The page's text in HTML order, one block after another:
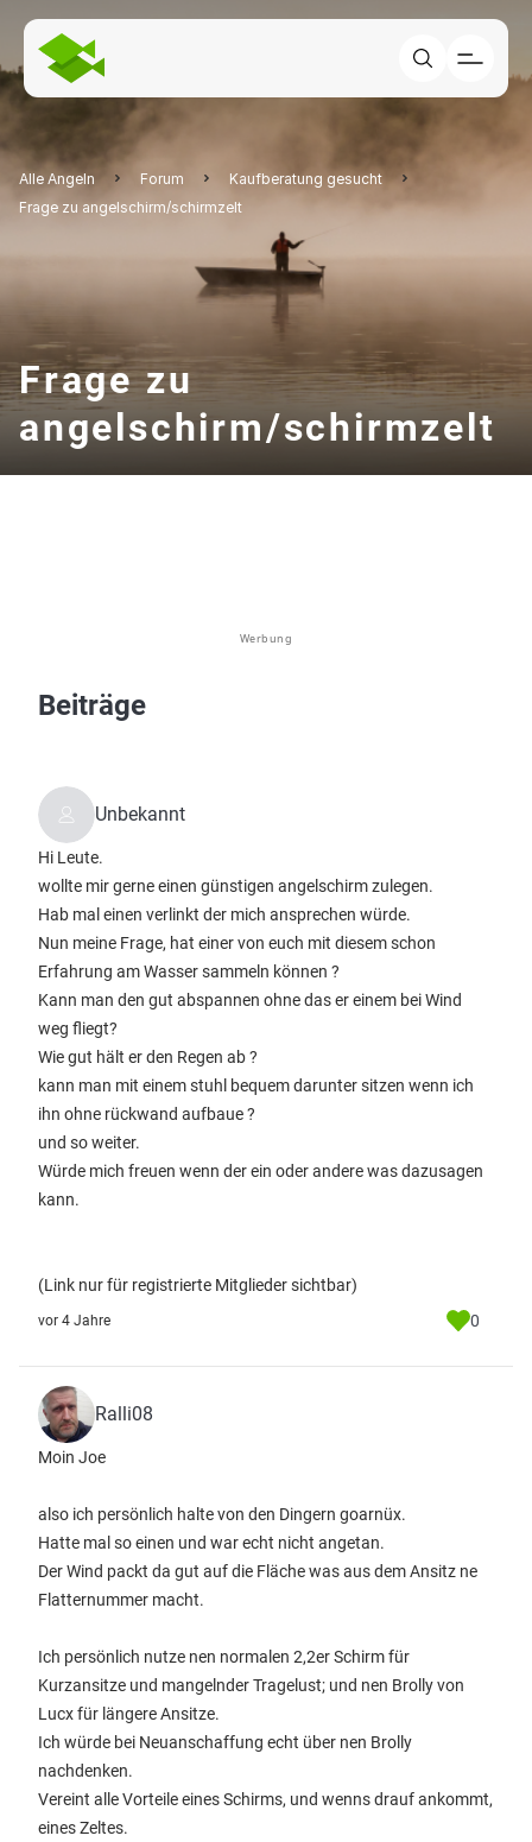
Alle Angeln Forum
Kaufberatung gesucht
Frage zu angelschirm/schirmzelt
Frage zu
angelschirm/schirmzelt
Werbung
Beiträge
Unbekannt
Hi Leute.
wollte mir gerne einen günstigen angelschirm zulegen.
Hab mal einen verlinkt der mich ansprechen würde.
Nun meine Frage, hat einer von euch mit diesem schon
Erfahrung am Wasser sammeln können ?
Kann man den gut abspannen ohne das er einem bei Wind
weg fliegt?
Wie gut hält er den Regen ab ?
kann man mit einem stuhl bequem darunter sitzen wenn ich
ihn ohne rückwand aufbaue ?
und so weiter.
Würde mich freuen wenn der ein oder andere was dazusagen
kann.
(Link nur für registrierte Mitglieder sichtbar)
vor 4 Jahre 0
Ralli08
Moin Joe
also ich persönlich halte von den Dingern goarnüx.
Hatte mal so einen und war echt nicht angetan.
Der Wind packt da gut auf die Fläche was aus dem Ansitz ne
Flatternummer macht.
Ich persönlich nutze nen normalen 2,2er Schirm für
Kurzansitze und mangelnder Tragelust; und nen Brolly von
Lucx für längere Ansitze.
Ich würde bei Neuanschaffung echt über nen Brolly
nachdenken.
Vereint alle Vorteile eines Schirms, und wenns drauf ankommt,
eines Zeltes.